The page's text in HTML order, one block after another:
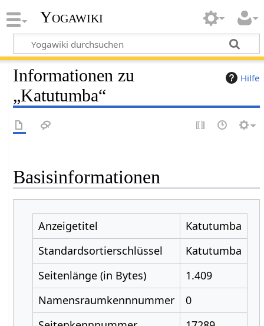
Yogawiki
Hilfe
Informationen zu
„Katutumba“
Basisinformationen
Anzeigetitel
Katutumba
Standardsortierschlüssel
Katutumba
Seitenlänge (in Bytes)
1.409
Namensraumkennnummer
0